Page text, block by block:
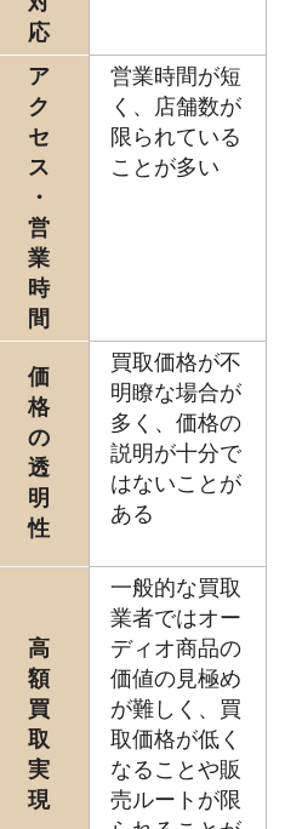
応
ア
ク
セ
ス
・
営
業
時
間
営業時間が短
く、店舗数が
限られている
ことが多い
価
格
の
透
明
性
買取価格が不
明瞭な場合が
多く、価格の
説明が十分で
はないことが
ある
高
額
買
取
実
現
一般的な買取
業者ではオー
ディオ商品の
価値の見極め
が難しく、買
取価格が低く
なることや販
売ルートが限